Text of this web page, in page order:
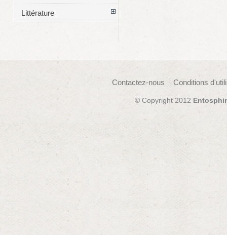
Littérature
Contactez-nous Conditions
© Copyright 2012